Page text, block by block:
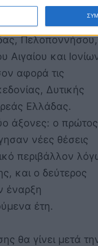
Δυναμικού 2007
Ανατολικής
Πελοποννήσου,
Αιγαίου και
αφορά τις
Δυτικής
Ελλάδας.
άξονες: ο πρώτος
νέες θέσεις
περιβάλλον
και ο δεύτερος
έναρξη
έτη.
θα γίνει μετά